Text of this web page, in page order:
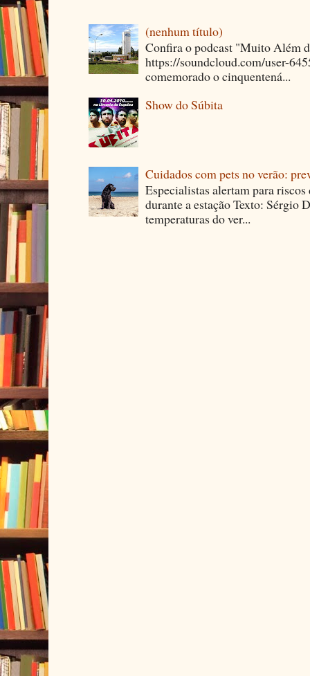
(nenhum título)
Confira o podcast "Muito Além
https://soundcloud.com/user-
comemorado o cinquentená...
Show do Súbita
Cuidados com pets no verão:
Especialistas alertam para
durante a estação Texto: Sérgio
temperaturas do ver...